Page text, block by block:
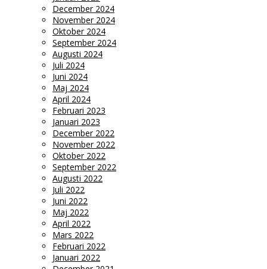
December 2024
November 2024
Oktober 2024
September 2024
Augusti 2024
Juli 2024
Juni 2024
Maj 2024
April 2024
Februari 2023
Januari 2023
December 2022
November 2022
Oktober 2022
September 2022
Augusti 2022
Juli 2022
Juni 2022
Maj 2022
April 2022
Mars 2022
Februari 2022
Januari 2022